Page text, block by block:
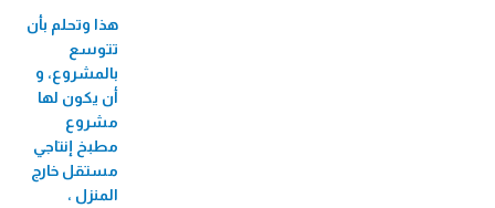
هذا وتحلم بأن
تتوسع
بالمشروع، و
أن يكون لها
مشروع
مطبخ إنتاجي
مستقل خارج
المنزل ،